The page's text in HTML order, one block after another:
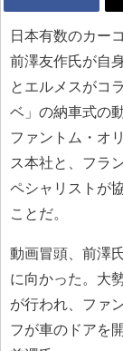
日本有数のカー
前澤友作氏が自
とエルメスがコ
ベ」の納車式の
ファントム・オ
ス本社と、フラ
ペシャリストが
動画冒頭、前澤
に向かった。大
が行われ、ファ
フが車のドアを